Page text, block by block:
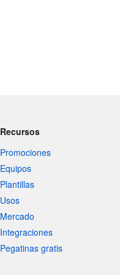
Recursos
Promociones
Equipos
Plantillas
Usos
Mercado
Integraciones
Pegatinas gratis